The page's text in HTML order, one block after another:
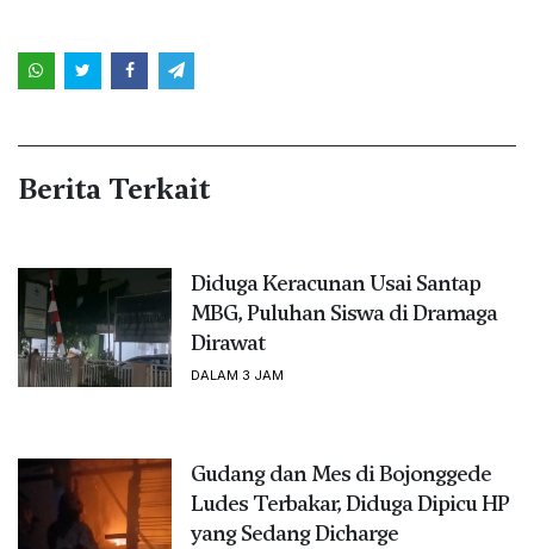
Berita Terkait
Diduga Keracunan Usai Santap
MBG, Puluhan Siswa di Dramaga
Dirawat
DALAM 3 JAM
Gudang dan Mes di Bojonggede
Ludes Terbakar, Diduga Dipicu HP
yang Sedang Dicharge